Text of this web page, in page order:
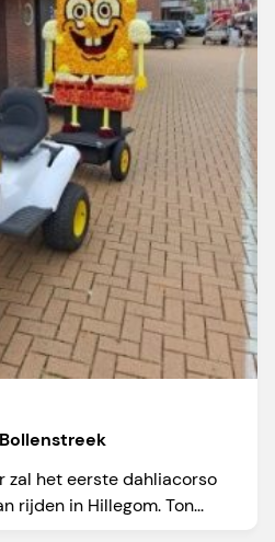
zal het eerste dahliacorso
rijden in Hillegom. Ton...